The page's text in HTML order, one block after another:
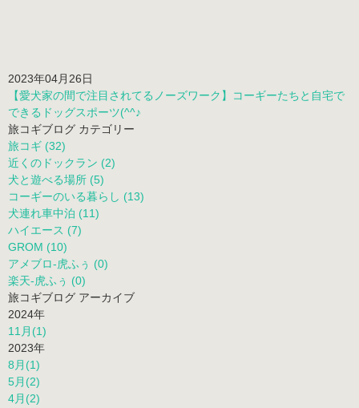
2023年04月26日
【愛犬家の間で注目されてるノーズワーク】コーギーたちと自宅で
できるドッグスポーツ(^^♪
旅コギブログ カテゴリー
旅コギ (32)
近くのドックラン (2)
犬と遊べる場所 (5)
コーギーのいる暮らし (13)
犬連れ車中泊 (11)
ハイエース (7)
GROM (10)
アメブロ-虎ふぅ (0)
楽天-虎ふぅ (0)
旅コギブログ アーカイブ
2024年
11月(1)
2023年
8月(1)
5月(2)
4月(2)